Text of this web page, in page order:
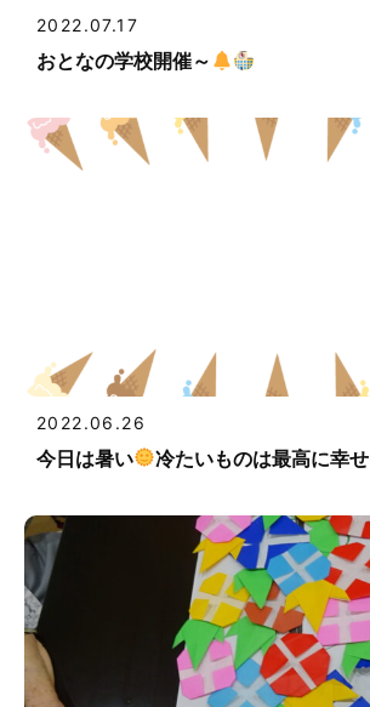
2022.07.17
おとなの学校開催～
2022.06.26
今日は暑い 冷たいものは最高に幸せ